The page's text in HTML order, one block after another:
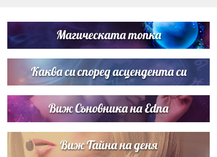
Братя Аргирови я изненадаха с песен
Списъкът е ясен: Джей Ло и Риана във ВИП гостите на
сватбата на Роналдо
Магическата топка
Каква си според асцендента си
Виж Съновника на Edna
Виж Тайна на деня